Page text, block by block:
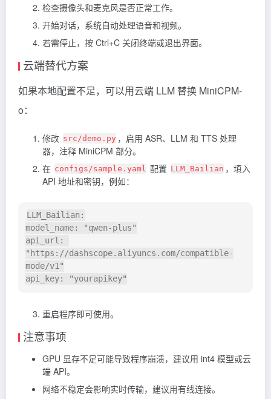
检查摄像头和麦克风是否正常工作。
开始对话，系统自动处理语音和视频。
若需停止，按 Ctrl+C 关闭终端或退出界面。
云端替代方案
如果本地配置不足，可以用云端 LLM 替换 MiniCPM-
o：
修改 src/demo.py ，启用 ASR、LLM 和 TTS 处理
器，注释 MiniCPM 部分。
在 configs/sample.yaml 配置 LLM_Bailian ，填入
API 地址和密钥，例如：
LLM_Bailian:
model_name: "qwen-plus"
api_url:
"https://dashscope.aliyuncs.com/compatible-
mode/v1"
重启程序即可使用。
注意事项
GPU 显存不足可能导致程序崩溃，建议用 int4 模型或云
端 API。
网络不稳定会影响实时传输，建议用有线连接。